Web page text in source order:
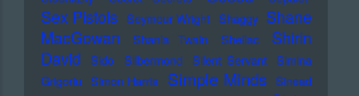
Sex Pistols Seymour Wright Shaggy Shane
MacGowan
Shania Twain Shellac
Shirin
David
Sido Silbermond Silent Servant Simina
Grigoriu Simon Harris Simple Minds Sinead